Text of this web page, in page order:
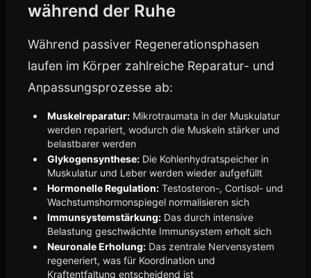
während der Ruhe
Während passiver Regenerationsphasen
laufen im Körper zahlreiche Reparatur- und
Anpassungsprozesse ab:
Muskelreparatur: Mikrotraumata in der Muskulatur
werden repariert, wodurch die Muskeln stärker und
belastbarer werden
Glykogensynthese: Die Kohlenhydratspeicher in
Muskulatur und Leber werden wieder aufgefüllt
Hormonelle Regulation: Testosteron-, Cortisol- und
Wachstumshormonspiegel normalisieren sich
Immunsystemstärkung: Das durch intensive
Belastung geschwächte Immunsystem erholt sich
Neuronale Erholung: Das zentrale Nervensystem
regeneriert, was für Koordination und
Kraftentfaltung entscheidend ist